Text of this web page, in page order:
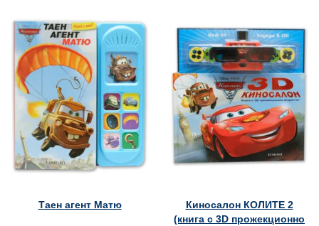
Таен агент Матю
Киносалон КОЛИТЕ 2
(книга с 3D прожекционно